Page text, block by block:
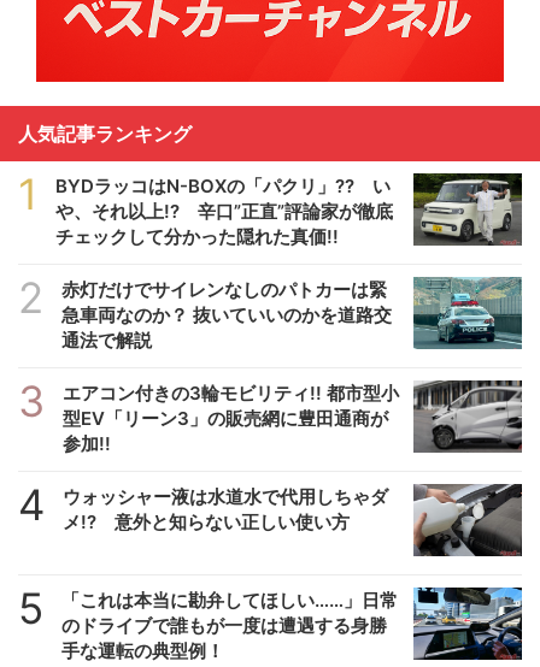
人気記事ランキング
1
BYDラッコはN-BOXの「パクリ」?? い
や、それ以上!? 辛口”正直”評論家が徹底
チェックして分かった隠れた真価!!
2
赤灯だけでサイレンなしのパトカーは緊
急車両なのか？ 抜いていいのかを道路交
通法で解説
3
エアコン付きの3輪モビリティ!! 都市型小
型EV「リーン3」の販売網に豊田通商が
参加!!
4
ウォッシャー液は水道水で代用しちゃダ
メ!? 意外と知らない正しい使い方
5
「これは本当に勘弁してほしい……」日常
のドライブで誰もが一度は遭遇する身勝
手な運転の典型例！